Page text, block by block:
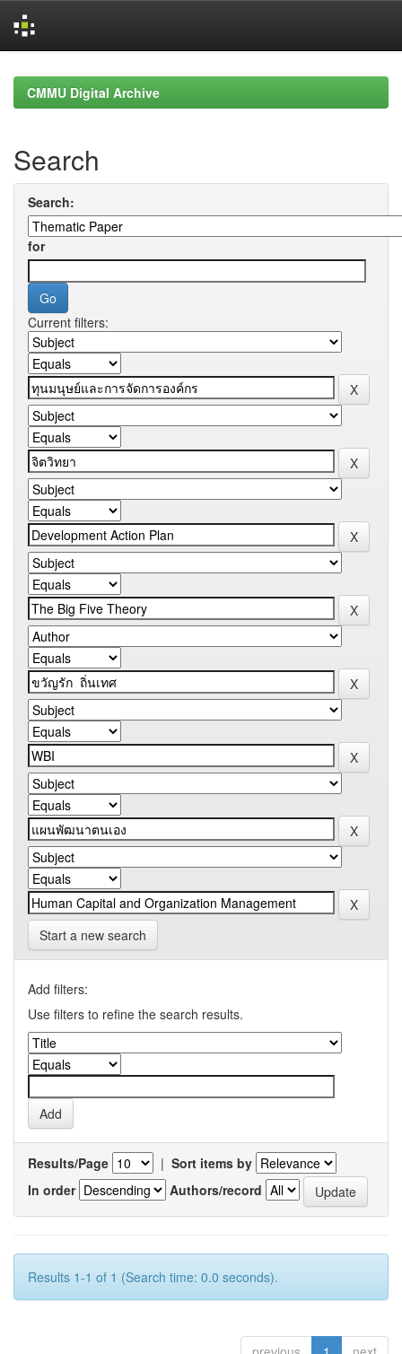
navigationCMMU Digital Archive
Search
Search:
for
Current filters:
Start a new search
Add filters:
Use filters to refine the search results.
Results/Page | Sort items by
In order
Authors/record
Results 1-1 of 1 (Search time: 0.0 seconds).